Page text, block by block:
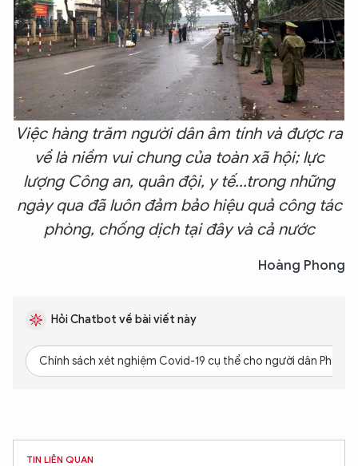
Việc hàng trăm người dân âm tính và được ra
về là niềm vui chung của toàn xã hội; lực
lượng Công an, quân đội, y tế...trong những
ngày qua đã luôn đảm bảo hiệu quả công tác
phòng, chống dịch tại đây và cả nước
Hoàng Phong
Hỏi Chatbot về bài viết này
Chính sách xét nghiệm Covid-19 cụ thể cho người dân Pháp
TIN LIÊN QUAN